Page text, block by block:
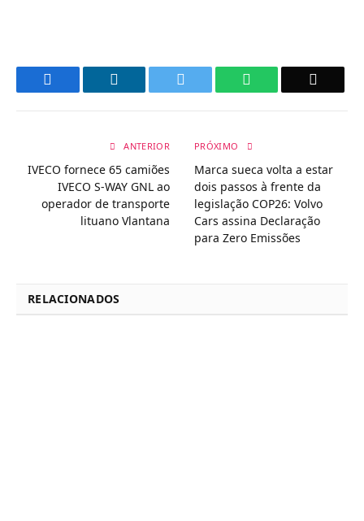
WhatsApp
ANTERIOR
IVECO fornece 65 camiões
IVECO S-WAY GNL ao
operador de transporte
lituano Vlantana
PRÓXIMO
Marca sueca volta a estar
dois passos à frente da
legislação COP26: Volvo
Cars assina Declaração
para Zero Emissões
RELACIONADOS